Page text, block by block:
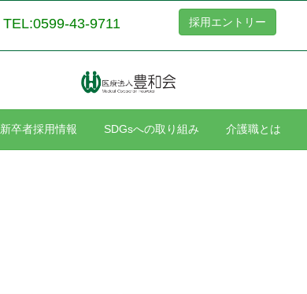
TEL:0599-43-9711 採用エントリー
新卒者採用情報 SDGsへの取り組み 介護職とは